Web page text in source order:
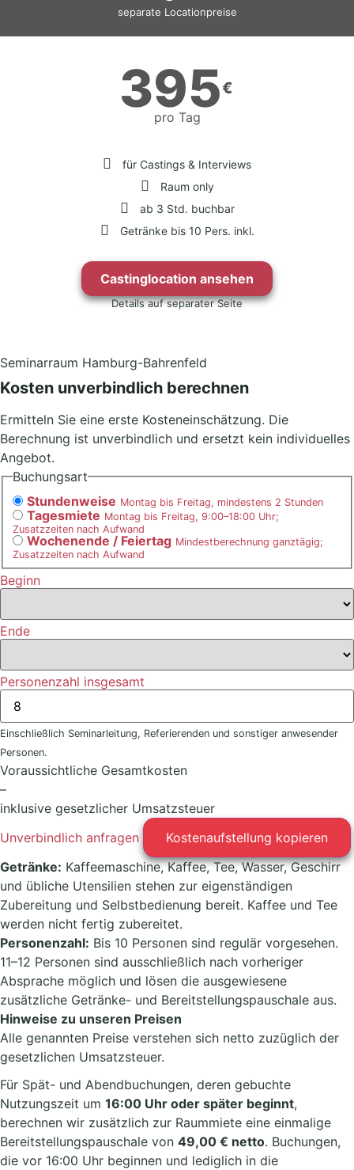
separate Locationpreise
395€
pro Tag
für Castings & Interviews
Raum only
ab 3 Std. buchbar
Getränke bis 10 Pers. inkl.
Castinglocation ansehen
Details auf separater Seite
Seminarraum Hamburg-Bahrenfeld
Kosten unverbindlich berechnen
Ermitteln Sie eine erste Kosteneinschätzung. Die
Berechnung ist unverbindlich und ersetzt kein individuelles
Angebot.
Buchungsart
Stundenweise Montag bis Freitag, mindestens 2 Stunden
Tagesmiete Montag bis Freitag, 9:00–18:00 Uhr;
Zusatzzeiten nach Aufwand
Wochenende / Feiertag Mindestberechnung ganztägig;
Zusatzzeiten nach Aufwand
Beginn
Ende
Personenzahl insgesamt
Einschließlich Seminarleitung, Referierenden und sonstiger anwesender
Personen.
Voraussichtliche Gesamtkosten
–
inklusive gesetzlicher Umsatzsteuer
Unverbindlich anfragen
Kostenaufstellung kopieren
Getränke: Kaffeemaschine, Kaffee, Tee, Wasser, Geschirr
und übliche Utensilien stehen zur eigenständigen
Zubereitung und Selbstbedienung bereit. Kaffee und Tee
werden nicht fertig zubereitet.
Personenzahl: Bis 10 Personen sind regulär vorgesehen.
11–12 Personen sind ausschließlich nach vorheriger
Absprache möglich und lösen die ausgewiesene
zusätzliche Getränke- und Bereitstellungspauschale aus.
Hinweise zu unseren Preisen
Alle genannten Preise verstehen sich netto zuzüglich der
gesetzlichen Umsatzsteuer.
Für Spät- und Abendbuchungen, deren gebuchte
Nutzungszeit um 16:00 Uhr oder später beginnt,
berechnen wir zusätzlich zur Raummiete eine einmalige
Bereitstellungspauschale von 49,00 € netto. Buchungen,
die vor 16:00 Uhr beginnen und lediglich in die